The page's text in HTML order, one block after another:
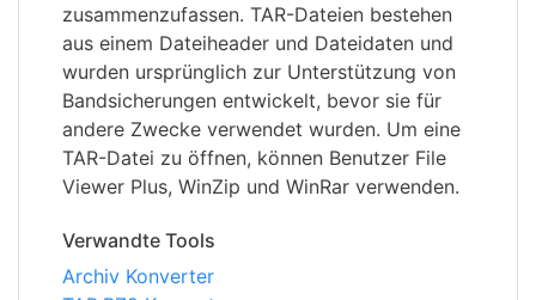
zusammenzufassen. TAR-Dateien bestehen
aus einem Dateiheader und Dateidaten und
wurden ursprünglich zur Unterstützung von
Bandsicherungen entwickelt, bevor sie für
andere Zwecke verwendet wurden. Um eine
TAR-Datei zu öffnen, können Benutzer File
Viewer Plus, WinZip und WinRar verwenden.
Verwandte Tools
Archiv Konverter